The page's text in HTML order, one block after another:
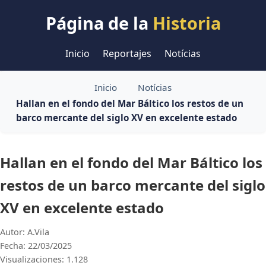
Página de la Historia
Inicio Reportajes Notícias
Inicio
Notícias
Hallan en el fondo del Mar Báltico los restos de un
barco mercante del siglo XV en excelente estado
Hallan en el fondo del Mar Báltico los
restos de un barco mercante del siglo
XV en excelente estado
Autor: A.Vila
Fecha: 22/03/2025
Visualizaciones: 1.128